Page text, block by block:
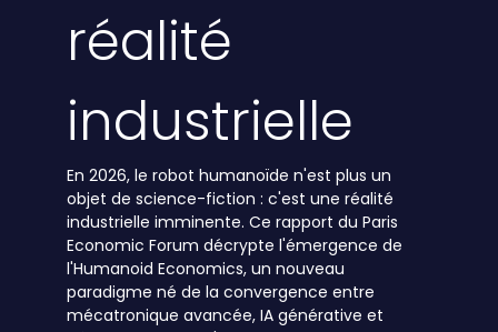
réalité
industrielle
En 2026, le robot humanoïde n'est plus un
objet de science-fiction : c'est une réalité
industrielle imminente. Ce rapport du Paris
Economic Forum décrypte l'émergence de
l'Humanoid Economics, un nouveau
paradigme né de la convergence entre
mécatronique avancée, IA générative et